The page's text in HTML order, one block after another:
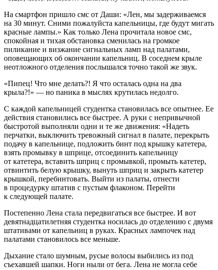
На смартфон пришло смс от Даши: «Лен, мы задерживаемся
на 30 минут. Сними пожалуйста капельницы, где будут мигать
красные лампы.» Как только Лена прочитала новое смс,
спокойная и тихая обстановка сменилась на громкое
пиликание и визжание сигнальных ламп над палатами,
оповещающих об окончании капельниц. В соседнем крыле
неотложного отделения послышался точно такой же звук.
«Пипец! Что мне делать?! Я что осталась одна на два
крыла?!» — но паника в мыслях крутилась недолго.
С каждой капельницей студентка становилась все опытнее. Ее
действия становились все быстрее. А руки с непривычной
быстротой выполняли одни и те же движения: «Надеть
перчатки, выключить тревожный сигнал в палате, перекрыть
подачу в капельнице, подложить бинт под крышку катетера,
взять промывку в шприце, отсоединить капельницу
от катетера, вставить шприц с промывкой, промыть катетер,
отвинтить белую крышку, вынуть шприц и закрыть катетер
крышкой, перебинтовать. Выйти из палаты, отнести
в процедурку штатив с пустым флаконом. Перейти
к следующей палате.
Постепенно Лена стала передвигаться все быстрее. И вот
девятнадцатилетняя студентка носилась до отделению с двумя
штативами от капельниц в руках. Красных лампочек над
палатами становилось все меньше.
Дыхание стало шумным, русые волосы выбились из под
съехавшей шапки. Ноги ныли от бега. Лена не могла себе